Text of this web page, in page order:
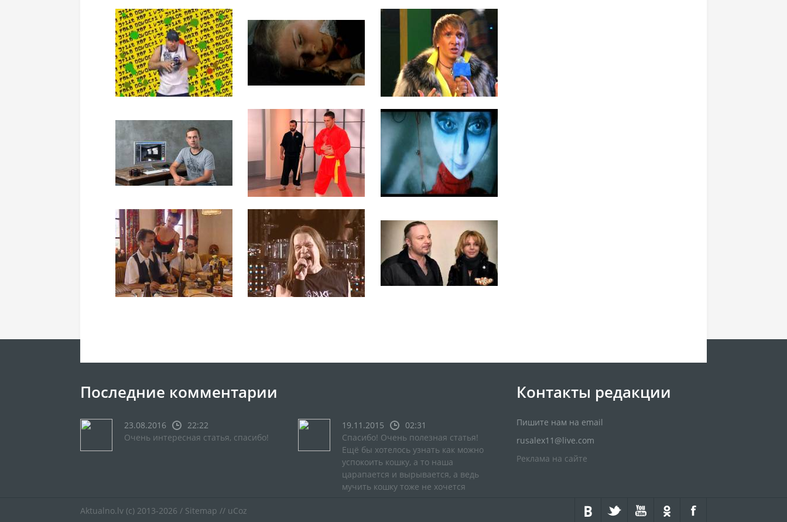
Последние комментарии
23.08.2016
22:22
Очень интересная статья, спасибо!
19.11.2015
02:31
Спасибо! Очень полезная статья!
Ещё бы хотелось узнать как можно
успокоить кошку, а то наша
царапается и вырывается, а ведь
мучить кошку тоже не хочется
Контакты редакции
Пишите нам на email
rusalex11@live.com
Реклама на сайте
Aktualno.lv (c) 2013-2026 / Sitemap // uCoz